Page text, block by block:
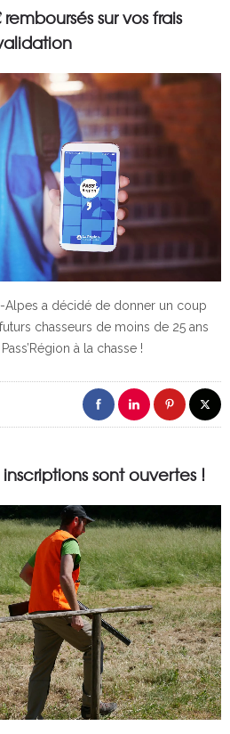
sur vos frais
Alpes a décidé de donner un coup
chasseurs de moins de 25 ans
à la chasse !
sont ouvertes !